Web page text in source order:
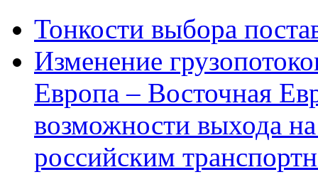
Тонкости выбора
Изменение
Европа – Восточная
возможности выхода
российским